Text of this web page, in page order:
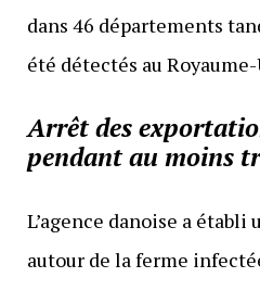
dans 46 départements
été détectés au
Arrêt des
pendant au moins
L’agence danoise a établi
autour de la ferme